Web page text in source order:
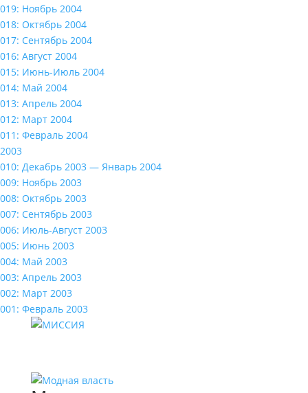
019: Ноябрь 2004
018: Октябрь 2004
017: Сентябрь 2004
016: Август 2004
015: Июнь-Июль 2004
014: Май 2004
013: Апрель 2004
012: Март 2004
011: Февраль 2004
2003
010: Декабрь 2003 — Январь 2004
009: Ноябрь 2003
008: Октябрь 2003
007: Сентябрь 2003
006: Июль-Август 2003
005: Июнь 2003
004: Май 2003
003: Апрель 2003
002: Март 2003
001: Февраль 2003